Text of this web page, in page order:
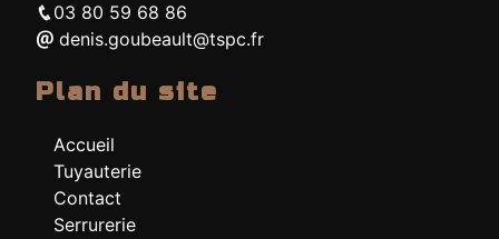
03 80 59 68 86
denis.goubeault@tspc.fr
Plan du site
Accueil
Tuyauterie
Contact
Serrurerie